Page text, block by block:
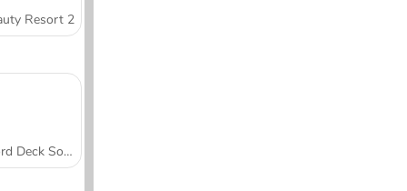
Resort 2
Word Deck Solitaire